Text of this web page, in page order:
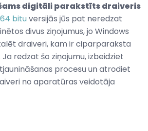
digitāli parakstīts draiveris
64 bituversijās jūs pat neredzat
divus ziņojumus, jo Windows
draiveri, kam ir ciparparaksta
redzat šo ziņojumu, izbeidziet
procesu un atrodiet
no aparatūras veidotāja